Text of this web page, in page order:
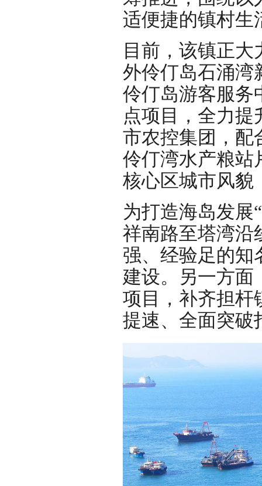
适便捷的镇村生
目前，该镇正
外伶仃岛石涌湾
伶仃岛游客服务
点项目，全力
市农控集团，配
伶仃湾水产粮站
核心区城市风貌
为打造海岛发展
祥南路至塔湾沿
强、经验足的知
建设。另一方面
项目，补齐担杆
提速、全面突破